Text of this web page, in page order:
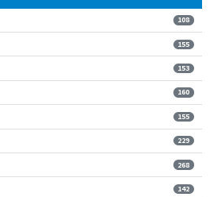
108
155
153
160
155
229
268
142